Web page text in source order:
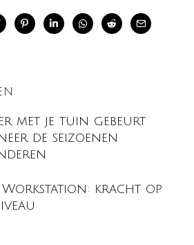
met je tuin gebeurt
de seizoenen
Workstation: kracht op